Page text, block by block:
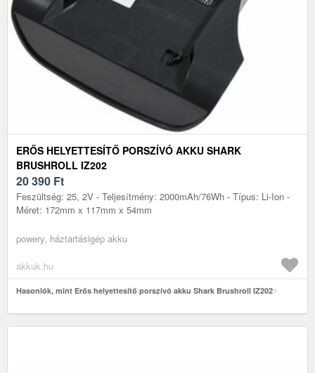
ERŐS HELYETTESÍTŐ PORSZÍVÓ AKKU SHARK
BRUSHROLL IZ202
20 390 Ft
Feszültség: 25, 2V - Teljesítmény: 2000mAh/76Wh - Típus: Li-Ion -
Méret: 172mm x 117mm x 54mm
powery, háztartásigép akku
akkuk.hu
Hasonlók, mint Erős helyettesítő porszívó akku Shark Brushroll IZ202